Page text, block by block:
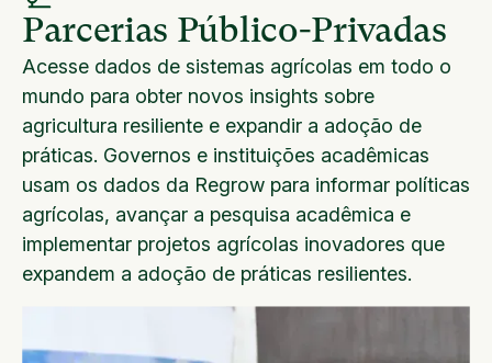
Parcerias Público-Privadas
Acesse dados de sistemas agrícolas em todo o
mundo para obter novos insights sobre
agricultura resiliente e expandir a adoção de
práticas. Governos e instituições acadêmicas
usam os dados da Regrow para informar políticas
agrícolas, avançar a pesquisa acadêmica e
implementar projetos agrícolas inovadores que
expandem a adoção de práticas resilientes.